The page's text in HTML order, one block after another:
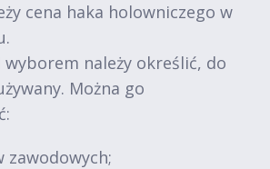
cena haka holowniczego w
należy określić, do
Można go
zawodowych;